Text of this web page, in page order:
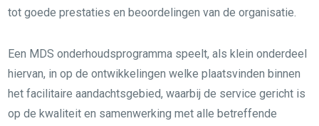
tot goede prestaties en beoordelingen van de organisatie.
Een MDS onderhoudsprogramma speelt, als klein onderdeel
hiervan, in op de ontwikkelingen welke plaatsvinden binnen
het facilitaire aandachtsgebied, waarbij de service gericht is
op de kwaliteit en samenwerking met alle betreffende